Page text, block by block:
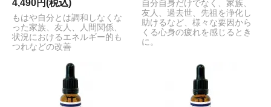
4,490円(税込)
もはや自分とは調和しなくな
った家族、友人、人間関係、
状況におけるエネルギー的も
つれなどの改善
自分自身だけでなく、家族、
友人、過去世、先祖を浄化し
助けるなど、様々な要因から
くる心身の疲れを感じるとき
に。